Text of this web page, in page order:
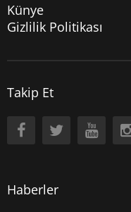
Künye
Gizlilik Politikası
Takip Et
Haberler